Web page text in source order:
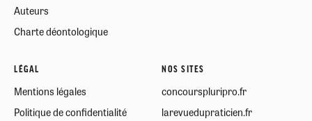
Auteurs
Charte déontologique
LÉGAL
Mentions légales
Politique de confidentialité
NOS SITES
concourspluripro.fr
larevuedupraticien.fr